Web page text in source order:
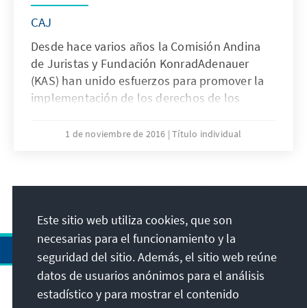
CAJ
Desde hace varios años la Comisión Andina
de Juristas y Fundación KonradAdenauer
(KAS) han unido esfuerzos para promover la
implementación de los derechos de los
objetivo se han realizado una serie de
en especial enlas regiones de Cusco, Puno,
1 de noviembre de 2016 Título individual
Dirección
Este sitio web utiliza cookies, que son
necesarias para el funcionamiento y la
seguridad del sitio. Además, el sitio web reúne
datos de usuarios anónimos para el análisis
estadístico y para mostrar el contenido